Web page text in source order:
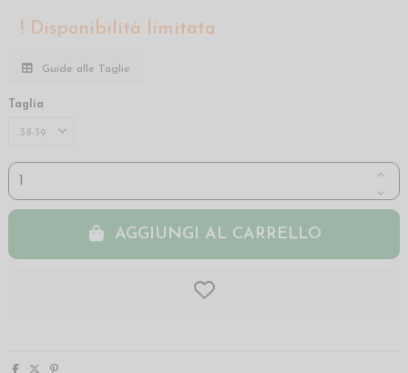
Disponibilità limitata
Guide alle Taglie
Taglia
AGGIUNGI AL CARRELLO